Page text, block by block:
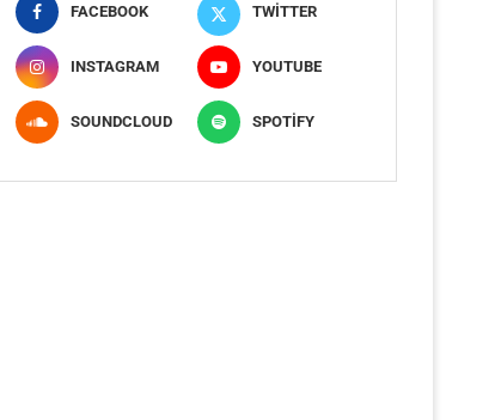
FACEBOOK TWITTER
INSTAGRAM YOUTUBE
SOUNDCLOUD SPOTIFY